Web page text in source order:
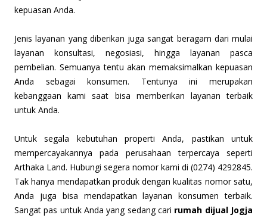
kepuasan Anda.
Jenis layanan yang diberikan juga sangat beragam dari mulai
layanan konsultasi, negosiasi, hingga layanan pasca
pembelian. Semuanya tentu akan memaksimalkan kepuasan
Anda sebagai konsumen. Tentunya ini merupakan
kebanggaan kami saat bisa memberikan layanan terbaik
untuk Anda.
Untuk segala kebutuhan properti Anda, pastikan untuk
mempercayakannya pada perusahaan terpercaya seperti
Arthaka Land. Hubungi segera nomor kami di (0274) 4292845.
Tak hanya mendapatkan produk dengan kualitas nomor satu,
Anda juga bisa mendapatkan layanan konsumen terbaik.
Sangat pas untuk Anda yang sedang cari rumah dijual Jogja